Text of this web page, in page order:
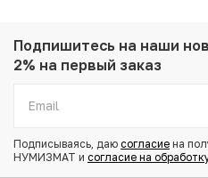
Металл: Медно-никелевый
Вес: 12.5 г
Состояние: XF
Отметка монетного двора:
(Хайдарабад)
Подпишитесь на наши
2% на первый заказ
Подписываясь, даю согласие на
НУМИЗМАТ и согласие на